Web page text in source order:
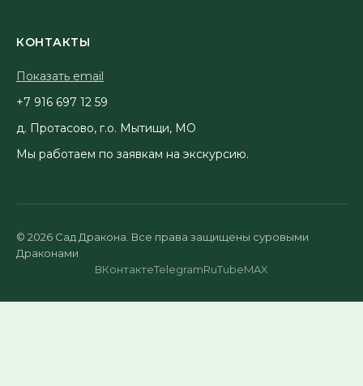
КОНТАКТЫ
Показать email
95 21 796 619 7+
д. Протасово, г.о. Мытищи, МО
Мы работаем по заявкам на экскурсию.
© 2026 Сад Дракона. Все права защищены суровыми
Драконами
ВКонтактеTelegramRuTubeMAX